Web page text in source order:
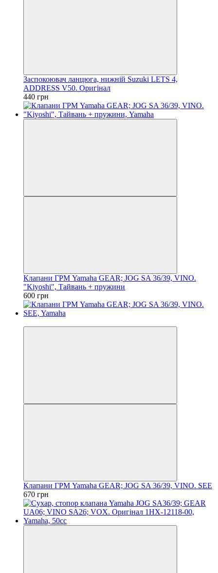
Заспокоювач ланцюга, нижній Suzuki LETS 4,
ADDRESS V50. Оригінал
440 грн
Клапани ГРМ Yamaha GEAR; JOG SA 36/39, VINO.
"Kiyoshi", Тайвань + пружини
600 грн
Клапани ГРМ Yamaha GEAR; JOG SA 36/39, VINO. SEE
670 грн